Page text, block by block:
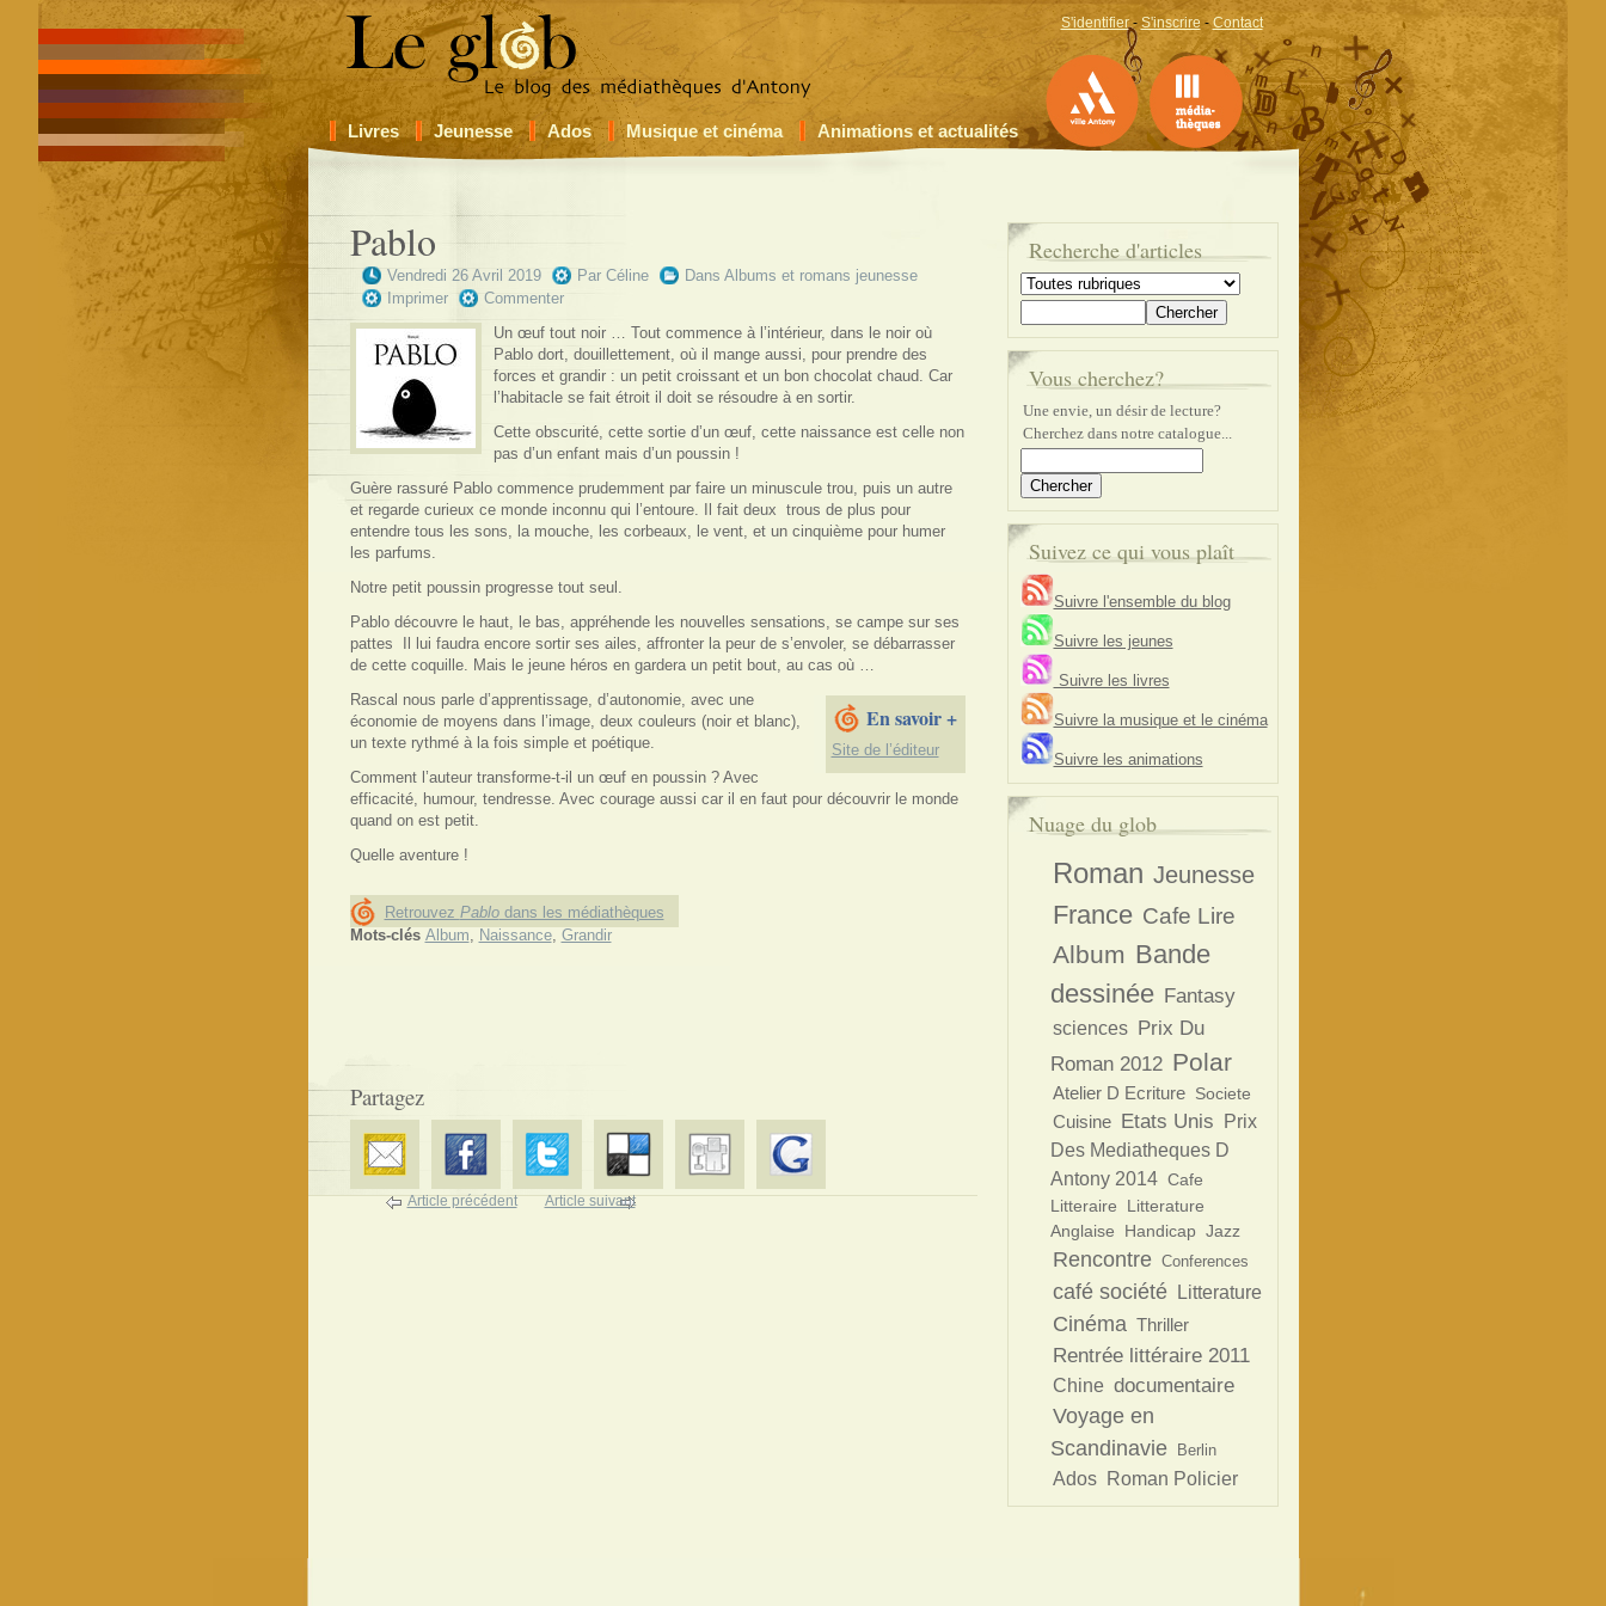
S'identifier - S'inscrire -Contact
Livres Jeunesse Ados Musique et cinéma Animations et actualités
Pablo
Vendredi 26 Avril 2019 Par Céline Dans Albums et romans jeunesse
Imprimer
Commenter
Un œuf tout noir … Tout commence à l’intérieur, dans le noir où
Pablo dort, douillettement, où il mange aussi, pour prendre des
forces et grandir : un petit croissant et un bon chocolat chaud. Car
l’habitacle se fait étroit il doit se résoudre à en sortir.
Cette obscurité, cette sortie d’un œuf, cette naissance est celle non
pas d’un enfant mais d’un poussin !
Guère rassuré Pablo commence prudemment par faire un minuscule trou, puis un autre
et regarde curieux ce monde inconnu qui l’entoure. Il fait deux trous de plus pour
entendre tous les sons, la mouche, les corbeaux, le vent, et un cinquième pour humer
les parfums.
Notre petit poussin progresse tout seul.
Pablo découvre le haut, le bas, appréhende les nouvelles sensations, se campe sur ses
pattes
Il lui faudra encore sortir ses ailes, affronter la peur de s’envoler, se débarrasser
de cette coquille. Mais le jeune héros en gardera un petit bout, au cas où …
En savoir +
Site de l’éditeur
Rascal nous parle d’apprentissage, d’autonomie, avec une
économie de moyens dans l’image, deux couleurs (noir et blanc),
un texte rythmé à la fois simple et poétique.
Comment l’auteur transforme-t-il un œuf en poussin ? Avec
efficacité, humour, tendresse. Avec courage aussi car il en faut pour découvrir le monde
quand on est petit.
Quelle aventure !
Retrouvez Pablodans les médiathèques
Mots-clés Album, Naissance, Grandir
Partagez
Article précédent Article suivant
Recherche d'articles
Vous cherchez?
Une envie, un désir de lecture?
Cherchez dans notre catalogue...
Suivez ce qui vous plaît
Suivre l'ensemble du blog
Suivre les jeunes
Suivre les livres
Suivre la musique et le cinéma
Suivre les animations
Nuage du glob
Roman Jeunesse
France Cafe Lire
Album Bande
dessinée Fantasy
sciences Prix Du
Roman 2012 Polar
Atelier D Ecriture Societe
Cuisine Etats Unis
Prix
Des Mediatheques D
Antony 2014 Cafe
Litteraire
Litterature
Anglaise
Handicap Jazz
Rencontre Conferences
café société Litterature
Cinéma Thriller
Rentrée littéraire 2011
Chine documentaire
Voyage en
Scandinavie
Berlin
Ados Roman Policier